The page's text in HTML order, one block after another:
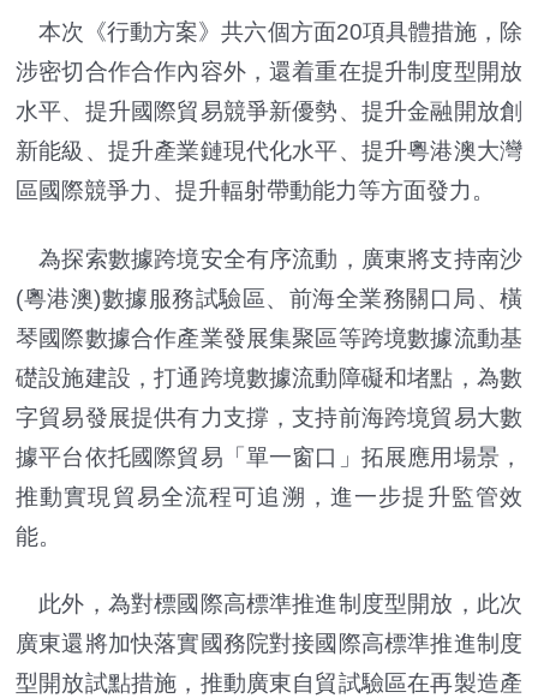
本次《行動方案》共六個方面20項具體措施，除
涉密切合作合作內容外，還着重在提升制度型開放
水平、提升國際貿易競爭新優勢、提升金融開放創
新能級、提升產業鏈現代化水平、提升粵港澳大灣
區國際競爭力、提升輻射帶動能力等方面發力。
為探索數據跨境安全有序流動，廣東將支持南沙
(粵港澳)數據服務試驗區、前海全業務關口局、橫
琴國際數據合作產業發展集聚區等跨境數據流動基
礎設施建設，打通跨境數據流動障礙和堵點，為數
字貿易發展提供有力支撐，支持前海跨境貿易大數
據平台依托國際貿易「單一窗口」拓展應用場景，
推動實現貿易全流程可追溯，進一步提升監管效
能。
此外，為對標國際高標準推進制度型開放，此次
廣東還將加快落實國務院對接國際高標準推進制度
型開放試點措施，推動廣東自貿試驗區在再製造產